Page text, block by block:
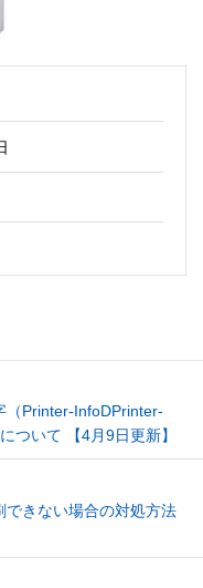
（Printer-InfoDPrinter-
ついて 【4月9日更新】
できない場合の対処方法